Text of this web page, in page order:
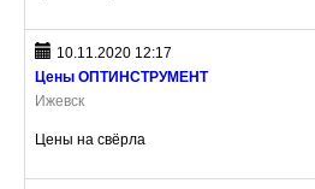
10.11.2020 12:17
Цены ОПТИНСТРУМЕНТ
Ижевск
Цены на свёрла